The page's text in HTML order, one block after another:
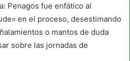
Penagos fue enfático al
en el proceso, desestimando
o mantos de duda
sobre las jornadas de